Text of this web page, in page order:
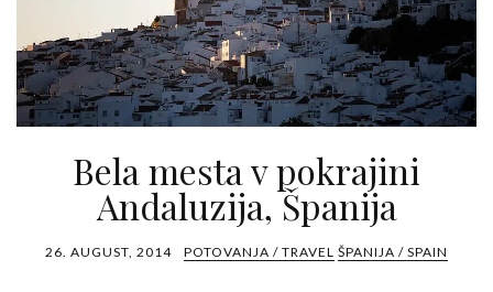
Bela mesta v pokrajini
Andaluzija, Španija
26. AUGUST, 2014 POTOVANJA / TRAVEL ŠPANIJA / SPAIN